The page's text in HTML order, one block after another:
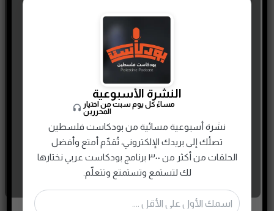
المُلالاة | عمار أبو حسين
24 MAY، 2022
النشرة الأسبوعية
مساءً كل يوم سبت من اختيار
المحررين
نشرة أسبوعية مسائية من بودكاست فلسطين
تصلُك إلى بريدك الإلكتروني، تُقدِّم أمتع وأفضل
الحلقات من أكثر من ٣٠٠ برنامج بودكاست عربي نختارها
لك لتستمع وتستمتع وتتعلّم.